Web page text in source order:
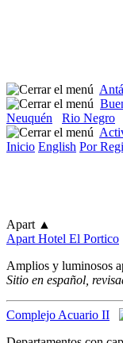
Neuquén
Rio Negro
Inicio English Por
Apart ▲
Apart Hotel El Portico
Amplios y luminosos
Sitio en español,
Complejo Acuario II